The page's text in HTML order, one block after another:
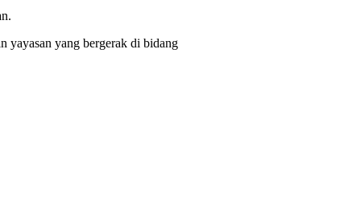
yayasan yang bergerak di bidang